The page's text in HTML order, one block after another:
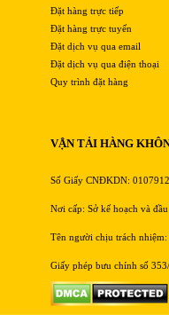
Đặt hàng trực tiếp
Đặt hàng trực tuyến
Đặt dịch vụ qua email
Đặt dịch vụ qua điện thoại
Quy trình đặt hàng
VẬN TẢI HÀNG
Số Giấy CNĐKDN:
Nơi cấp: Sở kế hoạch và
Tên người chịu trách
Giấy phép bưu chính số